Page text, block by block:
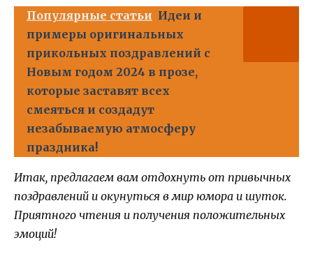
Популярные статьи Идеи и
примеры оригинальных
прикольных поздравлений с
Новым годом 2024 в прозе,
которые заставят всех
смеяться и создадут
незабываемую атмосферу
праздника!
Итак, предлагаем вам отдохнуть от привычных
поздравлений и окунуться в мир юмора и шуток.
Приятного чтения и получения положительных
эмоций!